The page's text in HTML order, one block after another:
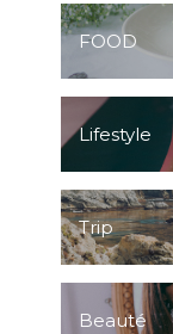
FOOD
Lifestyle
Trip
Beauté